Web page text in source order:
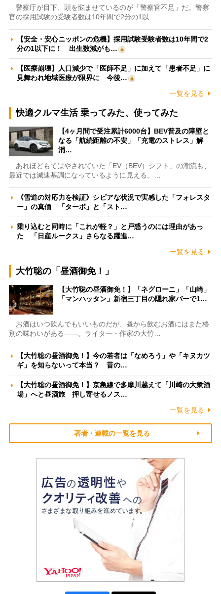
警察庁が目下、頭を悩ませているのが「警察官不足」だ。警察
官の採用試験の受験者数は10年間で2分の1以…
【安全・安心ニッポンの危機】採用試験受験者数は10年間で2
分の1以下に！ 出生数減がも…
【医療崩壊】人口減少で「医師不足」に加えて「患者不足」に
見舞われ地域医療が限界に 今後…
一覧を見る
快適クルマ生活 乗ってみた、使ってみた
【4ヶ月間で受注累計6000台】BEV普及の障壁と
なる「航続距離の不安」「充電のストレス」解
消…
あれほどもてはやされていた「EV（BEV）シフト」の潮流も、
最近では減速基調になっているように見える。…
《雪道の対応力を検証》シビアな状況で実感した「フォレスタ
ー」の真価 「ターボ」と「スト…
乗り込むと同時に「これが軽？」と戸惑うのには理由があっ
た 「日産ルークス」さらなる躍進…
一覧を見る
大竹聡の「昼酒御免！」
【大竹聡の昼酒御免！】「ネグローニ」「山崎」
「マンハッタン」新宿三丁目の隠れ家バーで1…
お酒はいつ飲んでもいいものだが、昼から飲むお酒にはまた格
別の味わいがある――。ライター・作家の大竹…
【大竹聡の昼酒御免！】今の若者は「なめろう」や「キヌカツ
ギ」を知らないって本当？ 昔の…
【大竹聡の昼酒御免！】京急線で多摩川越えて「川崎の大衆酒
場」へと昼酒旅 押し寄せるノス…
一覧を見る
著者・連載の一覧を見る